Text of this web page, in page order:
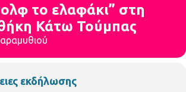
το ελαφάκι” στη
Κάτω Τούμπας
εκδήλωσης